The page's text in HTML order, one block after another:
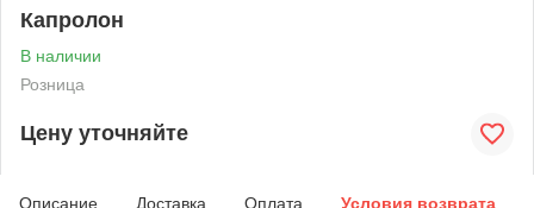
Капролон
В наличии
Розница
Цену уточняйте
Описание Доставка Оплата Условия возврата